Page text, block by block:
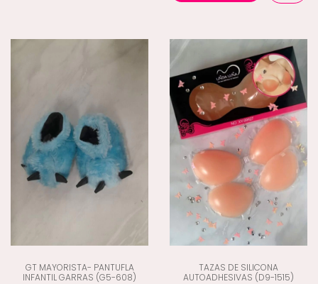
GT MAYORISTA- PANTUFLA
INFANTIL GARRAS (G5-608)
TAZAS DE SILICONA
AUTOADHESIVAS (D9-1515)